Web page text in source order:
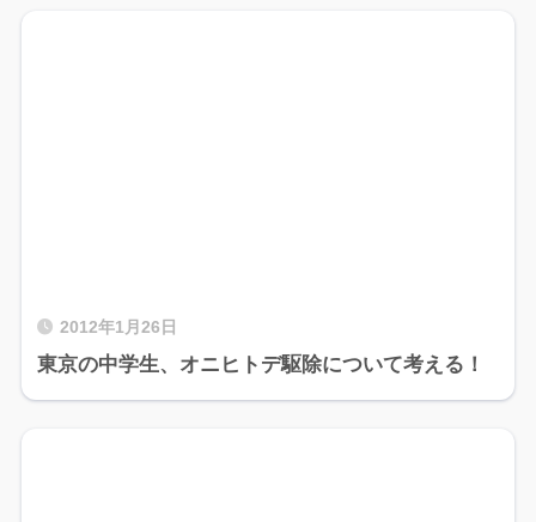
2012年1月26日
東京の中学生、オニヒトデ駆除について考える！